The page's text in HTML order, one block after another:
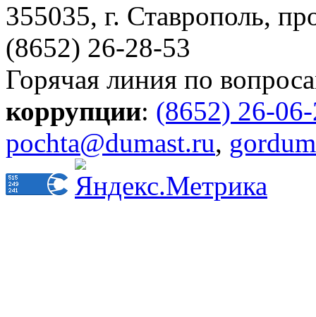
355035, г. Ставрополь,
(8652) 26-28-53
Горячая линия по
коррупции: (8652) 26-
pochta@dumast.ru,